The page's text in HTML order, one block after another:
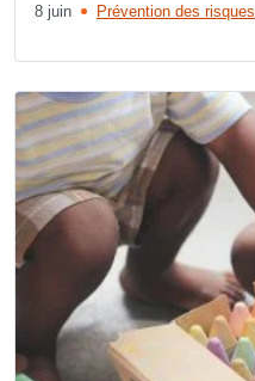
8 juin Prévention des risques